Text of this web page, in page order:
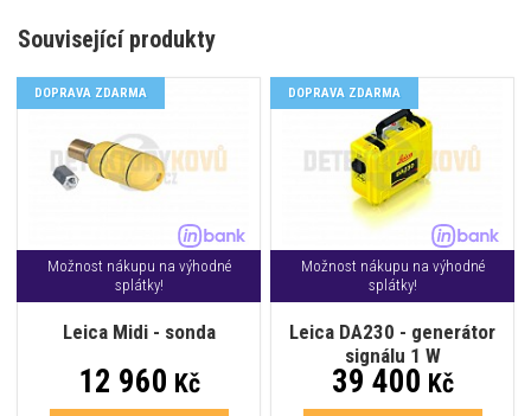
Související produkty
Možnost nákupu na výhodné
splátky!
Leica Midi - sonda
DOPRAVA ZDARMA
12 960 Kč
Možnost nákupu na výhodné
splátky!
Leica DA230 - generátor
signálu 1 W
DOPRAVA ZDARMA
39 400 Kč